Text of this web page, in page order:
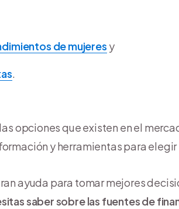
de mujeres y
.
opciones que existen en el
y herramientas para
ayuda para tomar mejores
saber sobre las fuentes de